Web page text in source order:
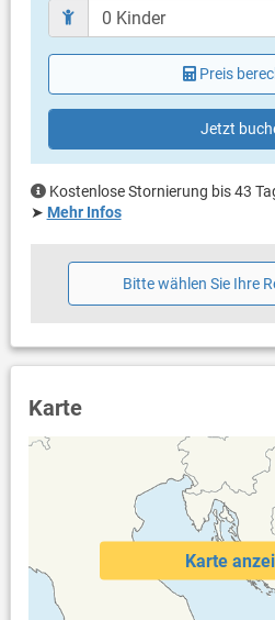
Meerblick
Bestuhlung
Balkongröße: 10 m²
Weitere Informationen
Garten zur Benutzung
Grill vorhanden
Kein Parkplatz
Haustier nicht erlaubt
Handtücher vorhanden
Preis
Jetzt
Kostenlose Stornierung bis 43
➤ Mehr Infos
Bitte wählen Sie Ihre
Karte
Karte